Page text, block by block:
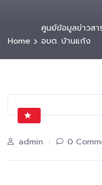
Home
ศูนย์ข้อมูลข่าวสา
อบต. บ้านแก้ง
admin 0